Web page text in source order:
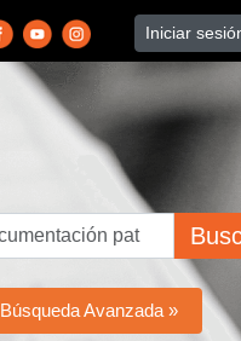
Iniciar
Búsqueda Avanzada »